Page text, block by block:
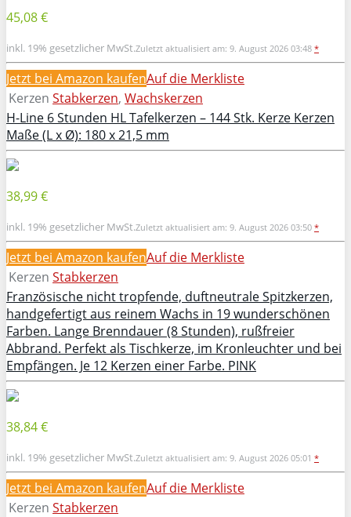
45,08 €
inkl. 19% gesetzlicher MwSt.Zuletzt aktualisiert am: 9. August 2026 03:48 *
Jetzt bei Amazon kaufenAuf die Merkliste
Kerzen Stabkerzen, Wachskerzen
H-Line 6 Stunden HL Tafelkerzen – 144 Stk. Kerze Kerzen
Maße (L x Ø): 180 x 21,5 mm
38,99 €
inkl. 19% gesetzlicher MwSt.Zuletzt aktualisiert am: 9. August 2026 03:50 *
Jetzt bei Amazon kaufenAuf die Merkliste
Kerzen Stabkerzen
Französische nicht tropfende, duftneutrale Spitzkerzen,
handgefertigt aus reinem Wachs in 19 wunderschönen
Farben. Lange Brenndauer (8 Stunden), rußfreier
Abbrand. Perfekt als Tischkerze, im Kronleuchter und bei
Empfängen. Je 12 Kerzen einer Farbe. PINK
38,84 €
inkl. 19% gesetzlicher MwSt.Zuletzt aktualisiert am: 9. August 2026 05:01 *
Jetzt bei Amazon kaufenAuf die Merkliste
Kerzen Stabkerzen